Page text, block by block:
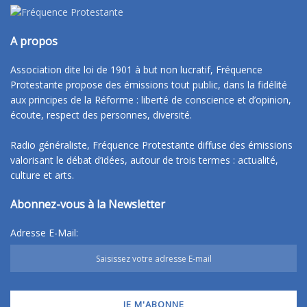
A propos
Association dite loi de 1901 à but non lucratif, Fréquence
Protestante propose des émissions tout public, dans la fidélité
aux principes de la Réforme : liberté de conscience et d’opinion,
écoute, respect des personnes, diversité.
Radio généraliste, Fréquence Protestante diffuse des émissions
valorisant le débat d’idées, autour de trois termes : actualité,
culture et arts.
Abonnez-vous à la Newsletter
Adresse E-Mail: